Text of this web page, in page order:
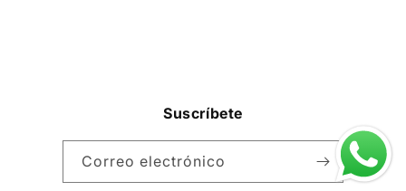
Suscríbete
Correo electrónico